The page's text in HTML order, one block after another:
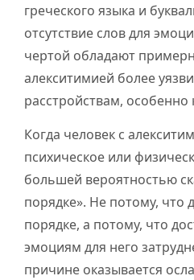
греческого языка и
отсутствие слов для
чертой обладают
алекситимией более
расстройствам,
Когда человек с
психическое или
большей вероятностью
порядке». Не потому, что
порядке, а потому, что
эмоциям для него
причине оказывается